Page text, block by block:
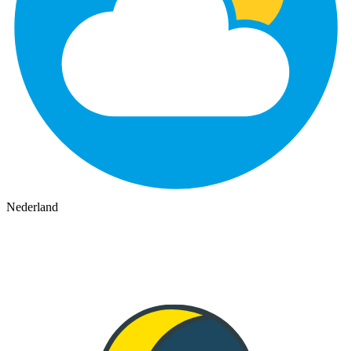
Nederland